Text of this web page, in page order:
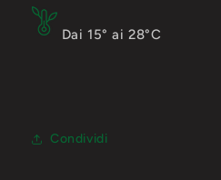
Dai 15° ai 28°C
Condividi